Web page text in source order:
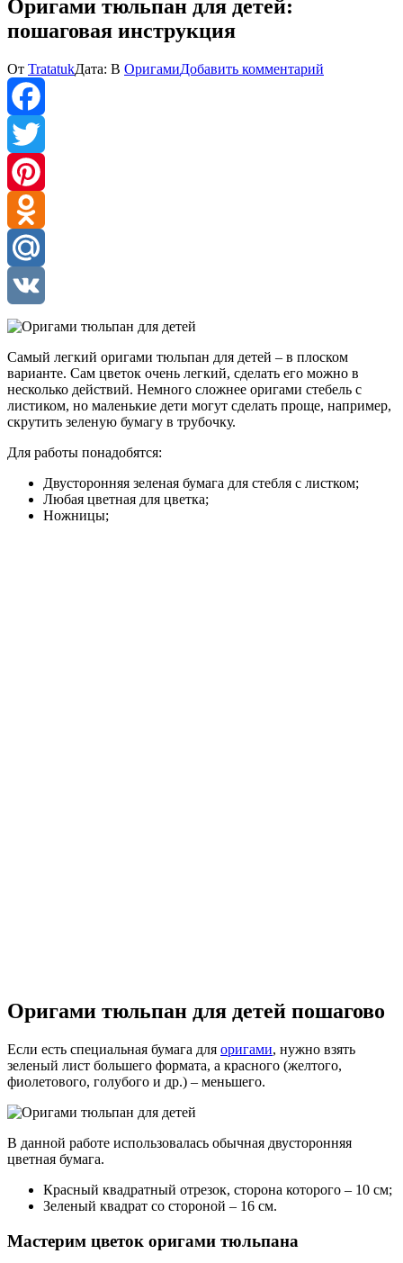
Оригами тюльпан для детей:
пошаговая инструкция
От TratatukДата: В ОригамиДобавить комментарий
Facebook
Twitter
Pinterest
Odnoklassniki
Mail.Ru
VK
Самый легкий оригами тюльпан для детей – в плоском
варианте. Сам цветок очень легкий, сделать его можно в
несколько действий. Немного сложнее оригами стебель с
листиком, но маленькие дети могут сделать проще, например,
скрутить зеленую бумагу в трубочку.
Для работы понадобятся:
Двусторонняя зеленая бумага для стебля с листком;
Любая цветная для цветка;
Ножницы;
Оригами тюльпан для детей пошагово
Если есть специальная бумага для оригами, нужно взять
зеленый лист большего формата, а красного (желтого,
фиолетового, голубого и др.) – меньшего.
В данной работе использовалась обычная двусторонняя
цветная бумага.
Красный квадратный отрезок, сторона которого – 10 см;
Зеленый квадрат со стороной – 16 см.
Мастерим цветок оригами тюльпана